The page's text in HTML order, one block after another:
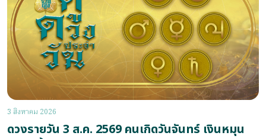
3 สิงหาคม 2026
ดวงรายวัน 3 ส.ค. 2569 คนเกิดวันจันทร์ เงินหมุน